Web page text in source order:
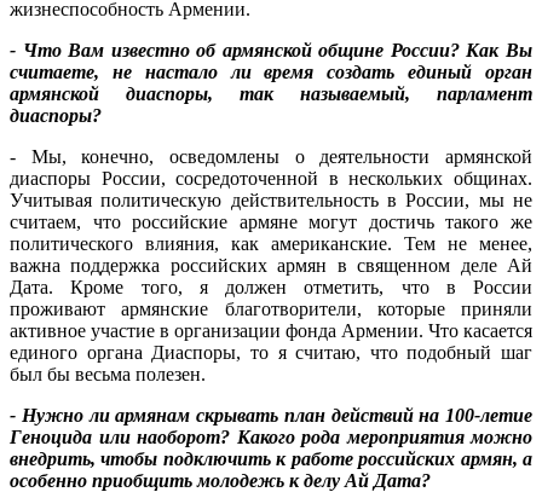
жизнеспособность Армении.
- Что Вам известно об армянской общине России? Как Вы
считаете, не настало ли время создать единый орган
армянской диаспоры, так называемый, парламент
диаспоры?
- Мы, конечно, осведомлены о деятельности армянской
диаспоры России, сосредоточенной в нескольких общинах.
Учитывая политическую действительность в России, мы не
считаем, что российские армяне могут достичь такого же
политического влияния, как американские. Тем не менее,
важна поддержка российских армян в священном деле Ай
Дата. Кроме того, я должен отметить, что в России
проживают армянские благотворители, которые приняли
активное участие в организации фонда Армении. Что касается
единого органа Диаспоры, то я считаю, что подобный шаг
был бы весьма полезен.
- Нужно ли армянам скрывать план действий на 100-летие
Геноцида или наоборот? Какого рода мероприятия можно
внедрить, чтобы подключить к работе российских армян, а
особенно приобщить молодежь к делу Ай Дата?